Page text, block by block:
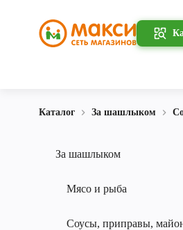
Каталог За шашлыком
За шашлыком
Мясо и рыба
Соусы, приправы,